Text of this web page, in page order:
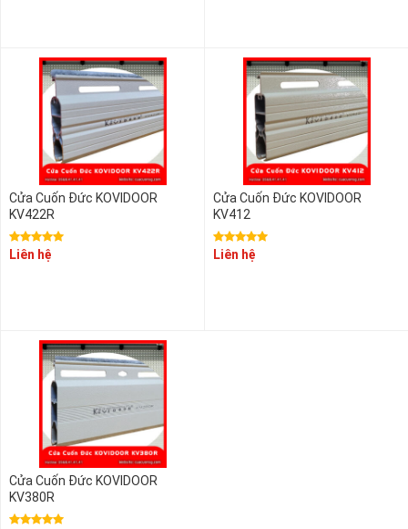
2.600.000 đ - 2.800.000 đ
Cửa Cuốn Đức KOVIDOOR
KV422R
Liên hệ
Cửa Cuốn Đức KOVIDOOR
KV412
Liên hệ
Cửa Cuốn Đức KOVIDOOR
KV380R